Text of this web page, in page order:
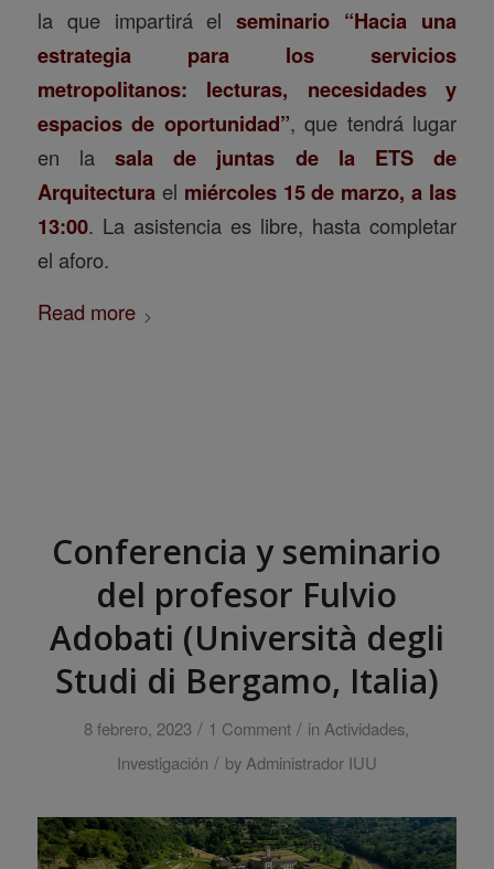
la que impartirá elseminario “Hacia una
estrategia para los servicios
metropolitanos: lecturas, necesidades y
espacios de oportunidad”, que tendrá lugar
en lasala de juntas de la ETS de
Arquitectura el miércoles 15 de marzo, a las
13:00. La asistencia es libre, hasta completar
el aforo.
Read more
Conferencia y seminario
del profesor Fulvio
Adobati (Università degli
Studi di Bergamo, Italia)
8 febrero, 2023 / 1 Comment / inActividades,
Investigación / byAdministrador IUU